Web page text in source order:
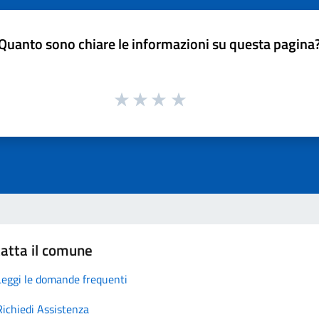
sono chiare le informazioni su questa
il comune
le domande frequenti
Assistenza